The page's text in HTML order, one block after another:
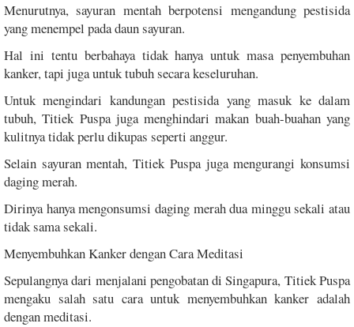
Menurutnya, sayuran mentah berpotensi mengandung pestisida
yang menempel pada daun sayuran.
Hal ini tentu berbahaya tidak hanya untuk masa penyembuhan
kanker, tapi juga untuk tubuh secara keseluruhan.
Untuk mengindari kandungan pestisida yang masuk ke dalam
tubuh, Titiek Puspa juga menghindari makan buah-buahan yang
kulitnya tidak perlu dikupas seperti anggur.
Selain sayuran mentah, Titiek Puspa juga mengurangi konsumsi
daging merah.
Dirinya hanya mengonsumsi daging merah dua minggu sekali atau
tidak sama sekali.
Menyembuhkan Kanker dengan Cara Meditasi
Sepulangnya dari menjalani pengobatan di Singapura, Titiek Puspa
mengaku salah satu cara untuk menyembuhkan kanker adalah
dengan meditasi.